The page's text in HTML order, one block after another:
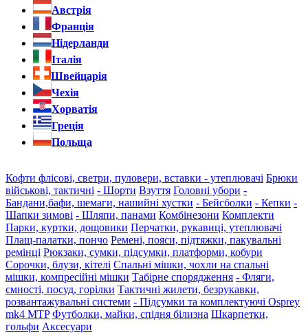
Австрія
Франція
Нідерланди
Італія
Швейцарія
Чехія
Хорватія
Греція
Польща
Кофти флісові, светри, пуловери, вставки - утеплювачі Брюки
військові, тактичні - Шорти Взуття Головні убори -
Бандани,бафи, шемаги, нашийні хустки - Бейсболки - Кепки -
Шапки зимові - Шляпи, панами Комбінезони Комплекти
Парки, куртки, дощовики Перчатки, рукавиці, утеплювачі
Плащ-палатки, пончо Ремені, пояси, підтяжки, пакувальні
ремінці Рюкзаки, сумки, підсумки, платформи, кобури
Сорочки, блузи, кітелі Спальні мішки, чохли на спальні
мішки, компресійні мішки Табірне спорядження - Фляги,
ємності, посуд, горілки Тактичні жилети, безрукавки,
розвантажувальні системи - Підсумки та комплектуючі Osprey
mk4 MTP Футболки, майки, спідня білизна Шкарпетки,
гольфи Аксесуари